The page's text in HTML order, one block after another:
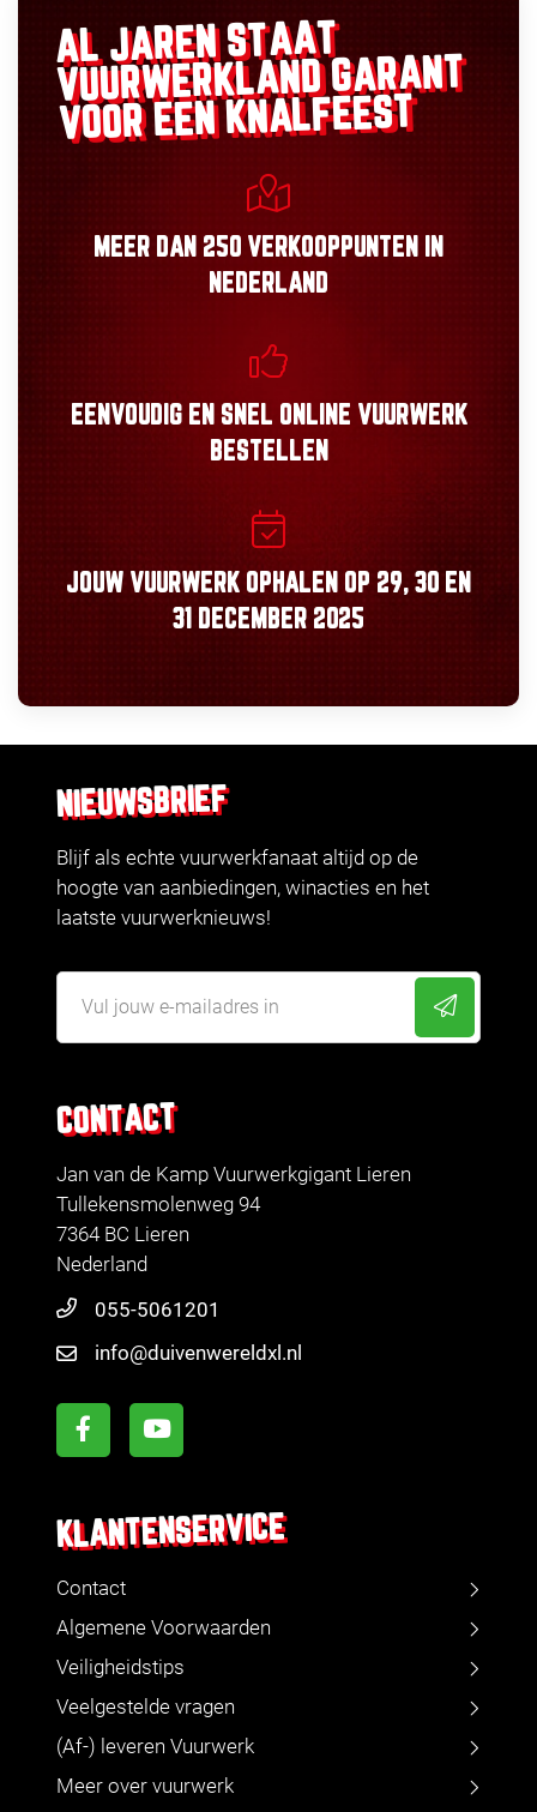
AL JAREN STAAT
VUURWERKLANDGARANT
VOOR EEN KNALFEEST
MEER DAN 250 VERKOOPPUNTEN
IN
NEDERLAND
EENVOUDIGEN SNEL ONLINE VUURWERK
BESTELLEN
JOUW VUURWERK OPHALEN OP 29, 30 EN
31 DECEMBER 2025
CONTACT
Jan van de Kamp Vuurwerkgigant Lieren
Tullekensmolenweg 94
7364 BC Lieren
Nederland
055-5061201
info@duivenwereldxl.nl
KLANTENSERVICE
Contact
Algemene Voorwaarden
Veiligheidstips
Veelgestelde vragen
(Af-) leveren Vuurwerk
Meer over vuurwerk
NIEUWSBRIEF
Blijf als echte vuurwerkfanaat altijd op de
hoogte van aanbiedingen, winacties en het
laatste vuurwerknieuws!